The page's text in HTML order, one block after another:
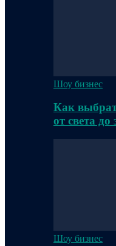
Шоу бизнес
Как
от света до
Шоу бизнес